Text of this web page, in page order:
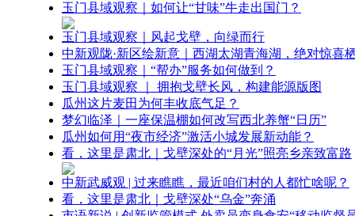
玉门县域观察｜如何让“甘味”牛走出国门？
玉门县域观察｜风起戈壁，向绿而行
中新观陇·新区绘新意｜西湖太湖青海湖，绝对惊喜
玉门县域观察｜“帮办”服务如何做到？
玉门县域观察 ｜ 拥抱戈壁长风，构建能源版图
瓜州这片麦田为何丰收底气足？
梦幻临泽｜一座保温棚如何改写西北养蟹“日历”
瓜州如何用“夜市经济”激活小城发展新动能？
看，这里是肃北｜戈壁深处的“月光”照亮乡亲致富路
中新武威观 | 过来瞧瞧，最近咱们村的人都忙啥呢？
看，这里是肃北｜戈壁深处“乌金”奔涌